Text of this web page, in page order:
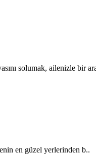
solumak, ailenizle bir
en güzel yerlerinden b..